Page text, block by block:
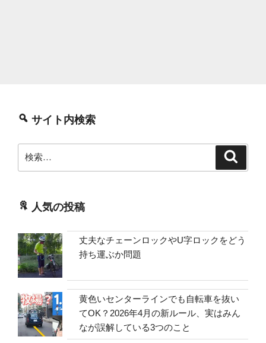
サイト内検索
索:
人気の投稿
丈夫なチェーンロックやU字ロックをどう
持ち運ぶか問題
黄色いセンターラインでも自転車を抜い
てOK？2026年4月の新ルール、実はみん
なが誤解している3つのこと